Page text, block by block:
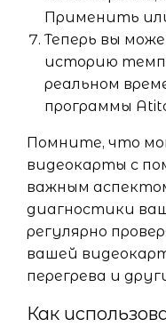
Применить
Теперь вы
историю
реальном
программы
Помните, что
видеокарты с
важным
диагностики
регулярно
вашей
перегрева и
Как